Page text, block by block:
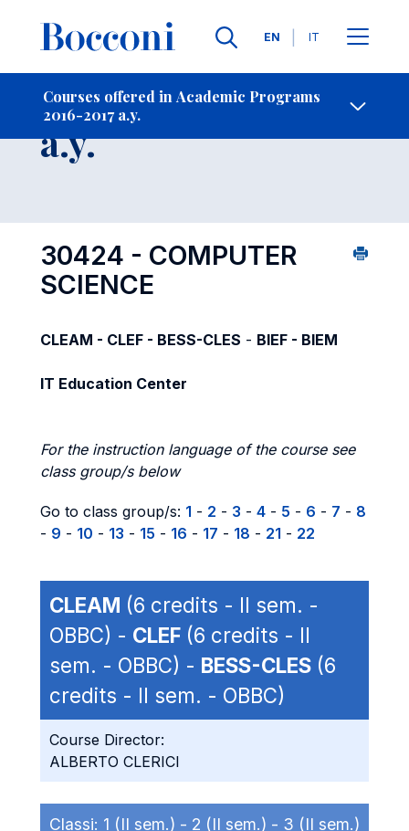
Languages
EN IT
Courses offered in Academic Programs
2016-2017 a.y.
- Contact Us
Course 2016-2017
a.y.
30424 - COMPUTER
SCIENCE
CLEAM - CLEF - BESS-CLES - BIEF - BIEM
IT Education Center
For the instruction language of the course see
class group/s below
Go to class group/s: 1 - 2 - 3 - 4 - 5 - 6 - 7 - 8
- 9 - 10 - 13 - 15 - 16 - 17 - 18 - 21 - 22
CLEAM (6 credits - II sem. -
OBBC) - CLEF (6 credits - II
sem. - OBBC) - BESS-CLES (6
credits - II sem. - OBBC)
Course Director:
ALBERTO CLERICI
Classi: 1 (II sem.) - 2 (II sem.) - 3 (II sem.)